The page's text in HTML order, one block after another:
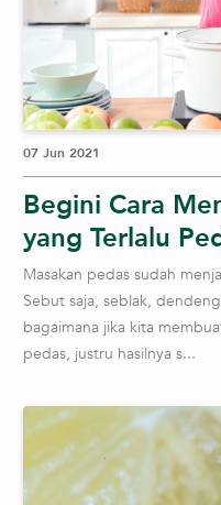
07 Jun 2021
Begini Cara
yang Terlalu
Masakan pedas sudah
Sebut saja, seblak,
bagaimana jika kita
pedas, justru hasilnya s...